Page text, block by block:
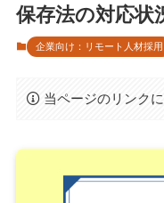
保存法の対応状
企業向け：リモート人材採用
当ページのリンク